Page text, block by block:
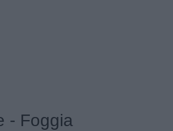
- Foggia